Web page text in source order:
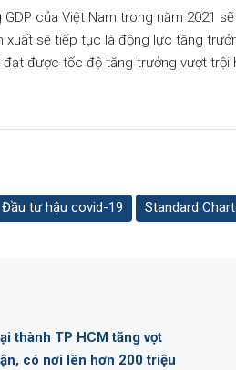
của Việt Nam trong năm 2021
xuất sẽ tiếp tục là động lực tăng
đạt được tốc độ tăng trưởng vượt trội
Đầu tư hậu covid-19 Standard
thành TP HCM tăng vọt
có nơi lên hơn 200 triệu